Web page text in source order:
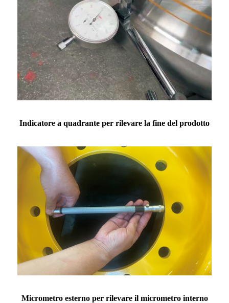
Indicatore a quadrante per rilevare la fine del prodotto
Micrometro esterno per rilevare il micrometro interno